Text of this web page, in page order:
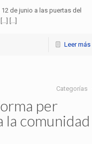
de junio a las puertas del
[...]
Leer más
Categorías
per
la comunidad